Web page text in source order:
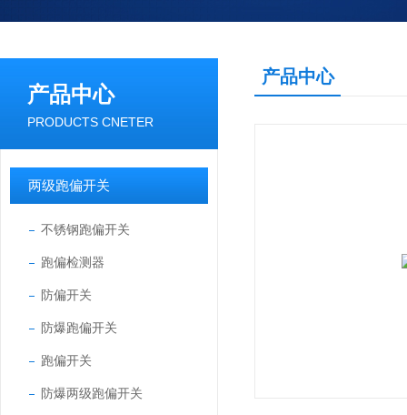
产品中心
PRODUCTS CNETER
两级跑偏开关
不锈钢跑偏开关
跑偏检测器
防偏开关
防爆跑偏开关
跑偏开关
防爆两级跑偏开关
产品中心